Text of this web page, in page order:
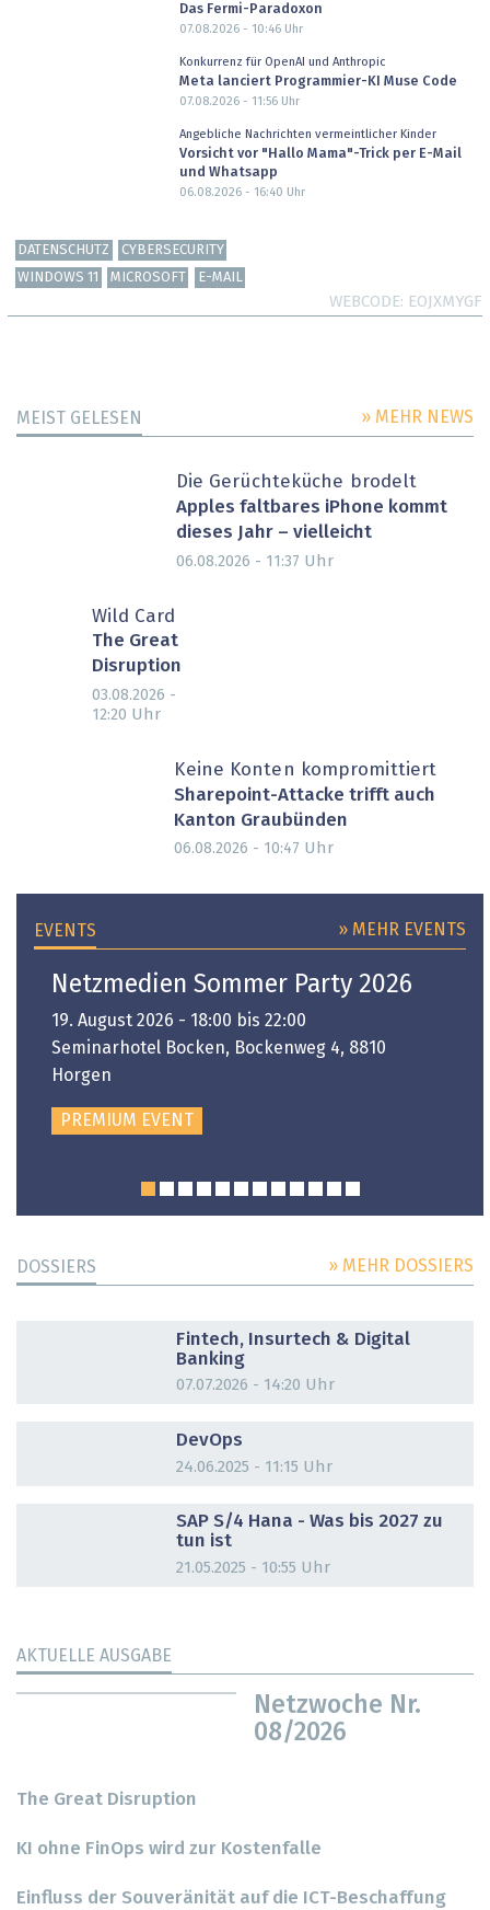
Das Fermi-Paradoxon
07.08.2026 - 10:46Uhr
Konkurrenz für OpenAI und Anthropic
Meta lanciert Programmier-KI Muse Code
07.08.2026 - 11:56Uhr
Angebliche Nachrichten vermeintlicher Kinder
Vorsicht vor "Hallo Mama"-Trick per E-Mail
und Whatsapp
06.08.2026 - 16:40 Uhr
DATENSCHUTZ
CYBERSECURITY
WINDOWS 11
MICROSOFT E-MAIL
WEBCODE EOJXMYGF
MEIST GELESEN » MEHR NEWS
Die Gerüchteküche brodelt
Apples faltbares iPhone kommt
dieses Jahr – vielleicht
06.08.2026 - 11:37 Uhr
Wild Card
The Great
Disruption
03.08.2026 -
12:20 Uhr
Keine Konten kompromittiert
Sharepoint-Attacke trifft auch
Kanton Graubünden
06.08.2026 - 10:47 Uhr
EVENTS » MEHR EVENTS
Netzmedien Sommer Party 2026
19. August 2026 - 18:00 bis 22:00
Seminarhotel Bocken, Bockenweg 4, 8810
Horgen
PREMIUM EVENT
DOSSIERS » MEHR DOSSIERS
Fintech, Insurtech & Digital
Banking
07.07.2026 - 14:20 Uhr
DevOps
24.06.2025 - 11:15 Uhr
SAP S/4 Hana - Was bis 2027 zu
tun ist
21.05.2025 - 10:55 Uhr
AKTUELLE AUSGABE
Netzwoche Nr.
08/2026
The Great Disruption
KI ohne FinOps wird zur Kostenfalle
Einfluss der Souveränität auf die ICT-Beschaffung